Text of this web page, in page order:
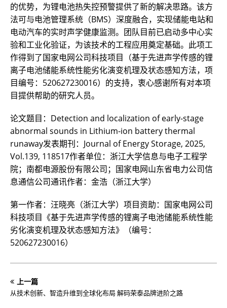
的优势，为锂电池热失控预警提供了新的解决思路。该方
法可与电池管理系统（BMS）深度融合，实现储能电站和
电动汽车的实时声学健康监测。团队目前已启动多中心实
验和工业化验证，为该技术的工程应用奠定基础。此项工
作得到了国家电网公司科技项目（基于先进声学传感的锂
离子电池储能系统性能劣化演变机理及状态感知方法，项
目编号：520627230016）的支持，衷心感谢所有对本项
目提供帮助的研究人员。
论文题目：Detection and localization of early-stage
abnormal sounds in Lithium-ion battery thermal
runaway发表期刊：Journal of Energy Storage, 2025,
Vol.139, 118517作者单位：浙江大学信息与电子工程学
院；南都电源股份有限公司；国家电网山东省电力公司信
息通信公司通讯作者：金浩（浙江大学）
第一作者：汪晓亮（浙江大学）项目资助：国家电网公司
科技项目《基于先进声学传感的锂离子电池储能系统性能
劣化演变机理及状态感知方法》（编号：
520627230016）
上一篇
​从技术创新、智造升维到全球化布局 解码荣泰品牌进阶之路